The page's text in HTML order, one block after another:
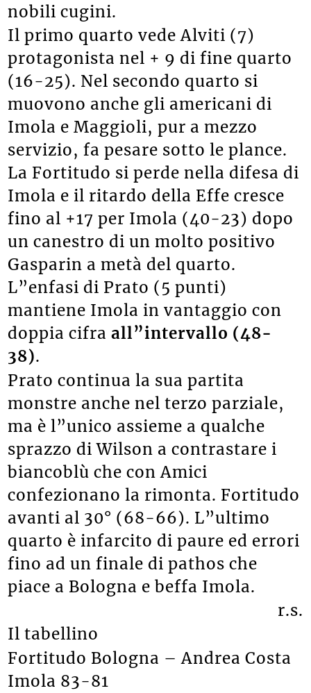
nobili cugini.
Il primo quarto vede Alviti (7)
protagonista nel + 9 di fine quarto
(16-25). Nel secondo quarto si
muovono anche gli americani di
Imola e Maggioli, pur a mezzo
servizio, fa pesare sotto le plance.
La Fortitudo si perde nella difesa di
Imola e il ritardo della Effe cresce
fino al +17 per Imola (40-23) dopo
un canestro di un molto positivo
Gasparin a metà del quarto.
L”enfasi di Prato (5 punti)
mantiene Imola in vantaggio con
doppia cifraall”intervallo (48-
38).
Prato continua la sua partita
monstre anche nel terzo parziale,
ma è l”unico assieme a qualche
sprazzo di Wilson a contrastare i
biancoblù che con Amici
confezionano la rimonta. Fortitudo
avanti al 30° (68-66). L”ultimo
quarto è infarcito di paure ed errori
fino ad un finale di pathos che
piace a Bologna e beffa Imola.
r.s.
Il tabellino
Fortitudo Bologna – Andrea Costa
Imola 83-81